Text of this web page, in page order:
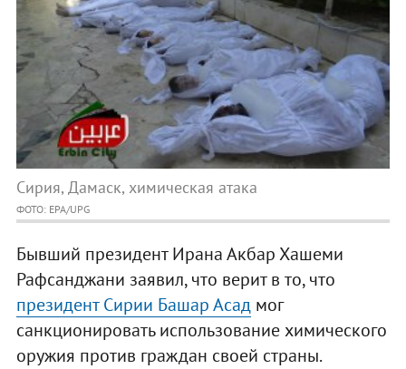
Сирия, Дамаск, химическая атака
ФОТО: EPA/UPG
Бывший президент Ирана Акбар Хашеми
Рафсанджани заявил, что верит в то, что
президент Сирии Башар Асадмог
санкционировать использование химического
оружия против граждан своей страны.